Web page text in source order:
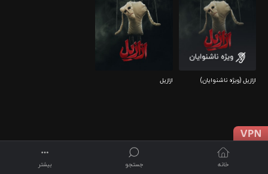
ازازیل (ویژه ناشنوایان) ازازیل
خانه جستجو بیشتر